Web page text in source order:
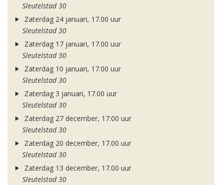
Sleutelstad 30
Zaterdag 24 januari, 17.00 uur
Sleutelstad 30
Zaterdag 17 januari, 17.00 uur
Sleutelstad 30
Zaterdag 10 januari, 17.00 uur
Sleutelstad 30
Zaterdag 3 januari, 17.00 uur
Sleutelstad 30
Zaterdag 27 december, 17.00 uur
Sleutelstad 30
Zaterdag 20 december, 17.00 uur
Sleutelstad 30
Zaterdag 13 december, 17.00 uur
Sleutelstad 30